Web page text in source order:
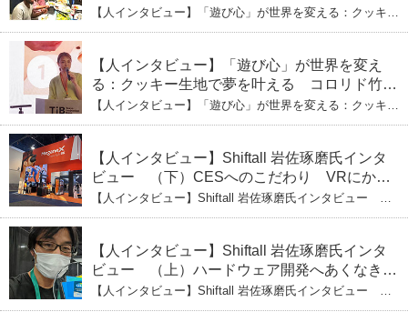
ひとみ（下） 起業は「影響力」のため。愛と
笑いの子育て哲学
【人インタビュー】「遊び心」が世界を変える：クッキー
【人インタビュー】「遊び心」が世界を変え
る：クッキー生地で夢を叶える コロリド竹内
ひとみ（上） クッキー生地に込めた「誰でも
できる」という哲学
【人インタビュー】「遊び心」が世界を変える：クッキー
【人インタビュー】Shiftall 岩佐琢磨氏インタ
ビュー （下）CESへのこだわり VRにかけ
る未来
【人インタビュー】Shiftall 岩佐琢磨氏インタビュー
【人インタビュー】Shiftall 岩佐琢磨氏インタ
ビュー （上）ハードウェア開発へあくなき挑
戦 その起業の経緯とは
【人インタビュー】Shiftall 岩佐琢磨氏インタビュー